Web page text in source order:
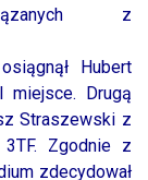
z
Hubert
miejsce. Drugą
Straszewski z
Zgodnie z
zdecydował